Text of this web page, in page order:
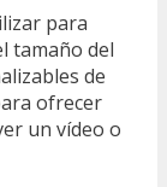
para
tamaño del
de
ofrecer
un vídeo o